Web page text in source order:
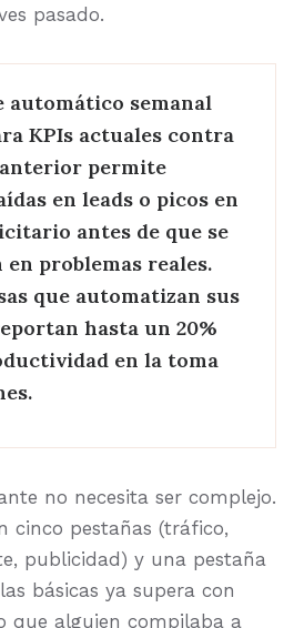
pasado.
automático semanal
KPIs actuales contra
permite
en leads o picos en
antes de que se
problemas reales.
que automatizan sus
hasta un 20%
en la toma
no necesita ser complejo.
cinco pestañas (tráfico,
publicidad) y una pestaña
básicas ya supera con
que alguien compilaba a